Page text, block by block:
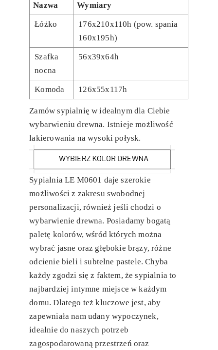
Nazwa Wymiary
Łóżko
176x210x110h (pow. spania
160x195h)
Szafka
nocna
56x39x64h
Komoda 126x55x117h
Zamów sypialnię w idealnym dla Ciebie
wybarwieniu drewna. Istnieje możliwość
lakierowania na wysoki połysk.
Sypialnia LE M0601 daje szerokie
możliwości z zakresu swobodnej
personalizacji, również jeśli chodzi o
wybarwienie drewna. Posiadamy bogatą
paletę kolorów, wśród których można
wybrać jasne oraz głębokie brązy, różne
odcienie bieli i subtelne pastele. Chyba
każdy zgodzi się z faktem, że sypialnia to
najbardziej intymne miejsce w każdym
domu. Dlatego też kluczowe jest, aby
zapewniała nam udany wypoczynek,
idealnie do naszych potrzeb
zagospodarowaną przestrzeń oraz